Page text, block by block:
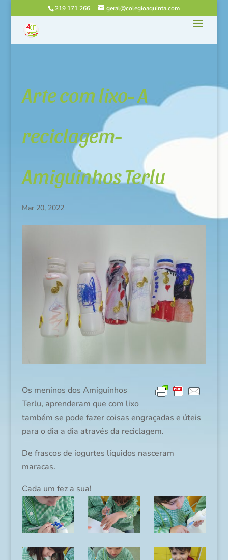
219 171 266 geral@colegioaquinta.com
Arte com lixo- A
reciclagem-
Amiguinhos Terlu
Mar 20, 2022
Os meninos dos Amiguinhos
Terlu, aprenderam que com lixo
também se pode fazer coisas engraçadas e úteis
para o dia a dia através da reciclagem.
De frascos de iogurtes líquidos nasceram
maracas.
Cada um fez a sua!